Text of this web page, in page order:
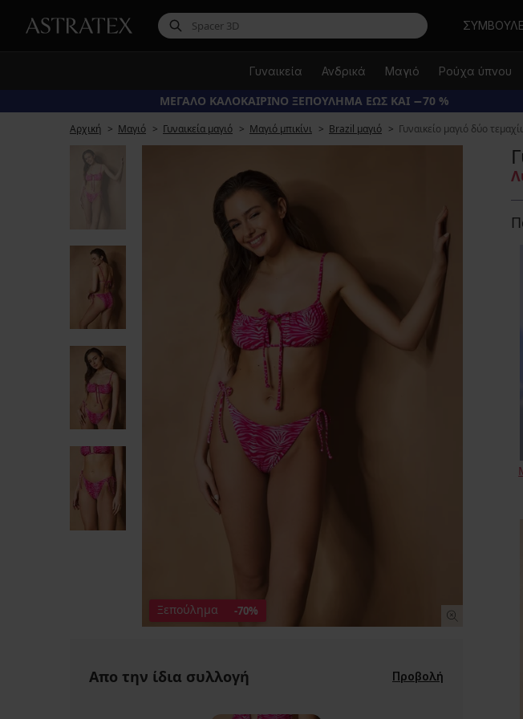
Αναζήτηση
Γυναικεία Ανδρικά Μαγιό Ρούχα ύπνου
ΜΕΓΑΛΟ ΚΑΛΟΚΑΙΡΙΝΟ ΞΕΠΟΥΛΗΜΑ ΕΩΣ ΚΑΙ −70 %
Αρχική Μαγιό Γυναικεία μαγιό Μαγιό μπικίνι Brazil μαγιό Γυναικείο μαγιό δύο
Ξεπούλημα -70%
Απο την ίδια συλλογή Προβολή